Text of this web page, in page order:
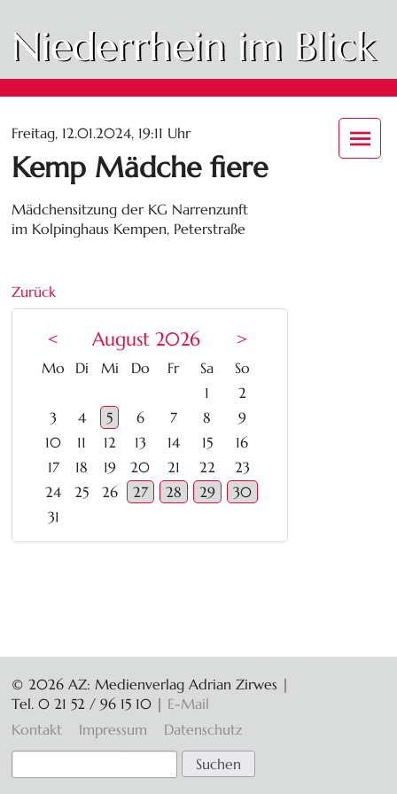
Niederrhein im Blick
Freitag, 12.01.2024, 19:11 Uhr
Kemp Mädche fiere
Mädchensitzung der KG Narrenzunft
im Kolpinghaus Kempen, Peterstraße
Zurück
< August 2026 >
Mo ntag
Dienstag
Mittwoch
Donnerstag
Freitag
Samstag
Sonntag
1
2
3
4 5 6 7 8
9
10
11 12 13 14 15
16
17
18 19 20 21 22
23
24
25 26 27 28 29
30
31
© 2026 AZ: Medienverlag Adrian Zirwes |
Tel. 0 21 52 / 96 15 10 | E-Mail
Navigation
überspringen
Kontakt Impressum Datenschutz